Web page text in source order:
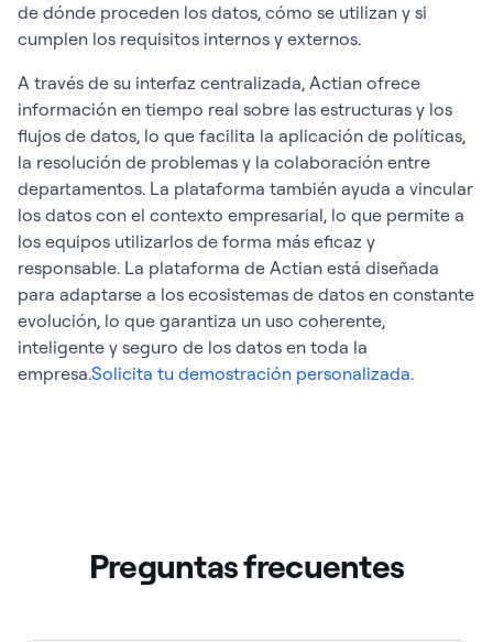
de dónde proceden los datos, cómo se utilizan y si
cumplen los requisitos internos y externos.
A través de su interfaz centralizada, Actian ofrece
información en tiempo real sobre las estructuras y los
flujos de datos, lo que facilita la aplicación de políticas,
la resolución de problemas y la colaboración entre
departamentos. La plataforma también ayuda a vincular
los datos con el contexto empresarial, lo que permite a
los equipos utilizarlos de forma más eficaz y
responsable. La plataforma de Actian está diseñada
para adaptarse a los ecosistemas de datos en constante
evolución, lo que garantiza un uso coherente,
inteligente y seguro de los datos en toda la
empresa.Solicita tu demostración personalizada.
Preguntas frecuentes